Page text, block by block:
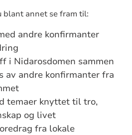
blant annet se fram til:
andre konfirmanter
i Nidarosdomen sammen
av andre konfirmanter fra
temaer knyttet til tro,
og livet
fra lokale